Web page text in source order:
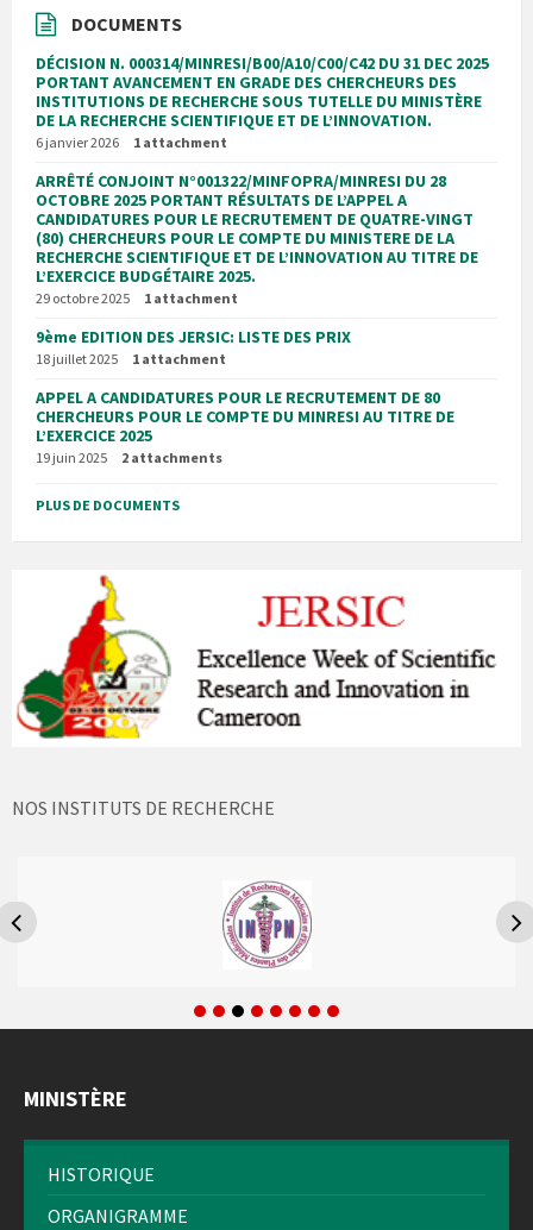
DOCUMENTS
DÉCISION N. 000314/MINRESI/B00/A10/C00/C42 DU 31 DEC 2025
PORTANT AVANCEMENT EN GRADE DES CHERCHEURS DES
INSTITUTIONS DE RECHERCHE SOUS TUTELLE DU MINISTÈRE
DE LA RECHERCHE SCIENTIFIQUE ET DE L’INNOVATION.
6 janvier 2026 1 attachment
ARRÊTÉ CONJOINT N°001322/MINFOPRA/MINRESI DU 28
OCTOBRE 2025 PORTANT RÉSULTATS DE L’APPEL A
CANDIDATURES POUR LE RECRUTEMENT DE QUATRE-VINGT
(80) CHERCHEURS POUR LE COMPTE DU MINISTERE DE LA
RECHERCHE SCIENTIFIQUE ET DE L’INNOVATION AU TITRE DE
L’EXERCICE BUDGÉTAIRE 2025.
29 octobre 2025 1 attachment
9ème EDITION DES JERSIC: LISTE DES PRIX
18 juillet 2025 1 attachment
APPEL A CANDIDATURES POUR LE RECRUTEMENT DE 80
CHERCHEURS POUR LE COMPTE DU MINRESI AU TITRE DE
L’EXERCICE 2025
19 juin 2025 2 attachments
PLUS DE DOCUMENTS
NOS INSTITUTS DE RECHERCHE
MINISTÈRE
HISTORIQUE
ORGANIGRAMME